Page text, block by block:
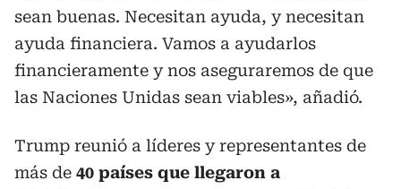
sean buenas. Necesitan ayuda, y necesitan
ayuda financiera. Vamos a ayudarlos
financieramente y nos aseguraremos de que
las Naciones Unidas sean viables», añadió.
Trump reunió a líderes y representantes de
más de 40 países que llegaron a